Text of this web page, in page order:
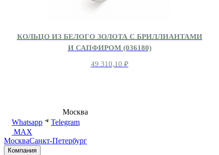
КОЛЬЦО ИЗ БЕЛОГО ЗОЛОТА С БРИЛЛИАНТАМИ
И САПФИРОМ (036180)
49 310,10 ₽
Москва
Whatsapp
Telegram
MAX
МоскваСанкт-Петербург
Компания